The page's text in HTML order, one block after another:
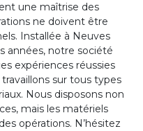
une maîtrise des
ne doivent être
Installée à Neuves
années, notre société
expériences réussies
sur tous types
Nous disposons non
mais les matériels
opérations. N’hésitez